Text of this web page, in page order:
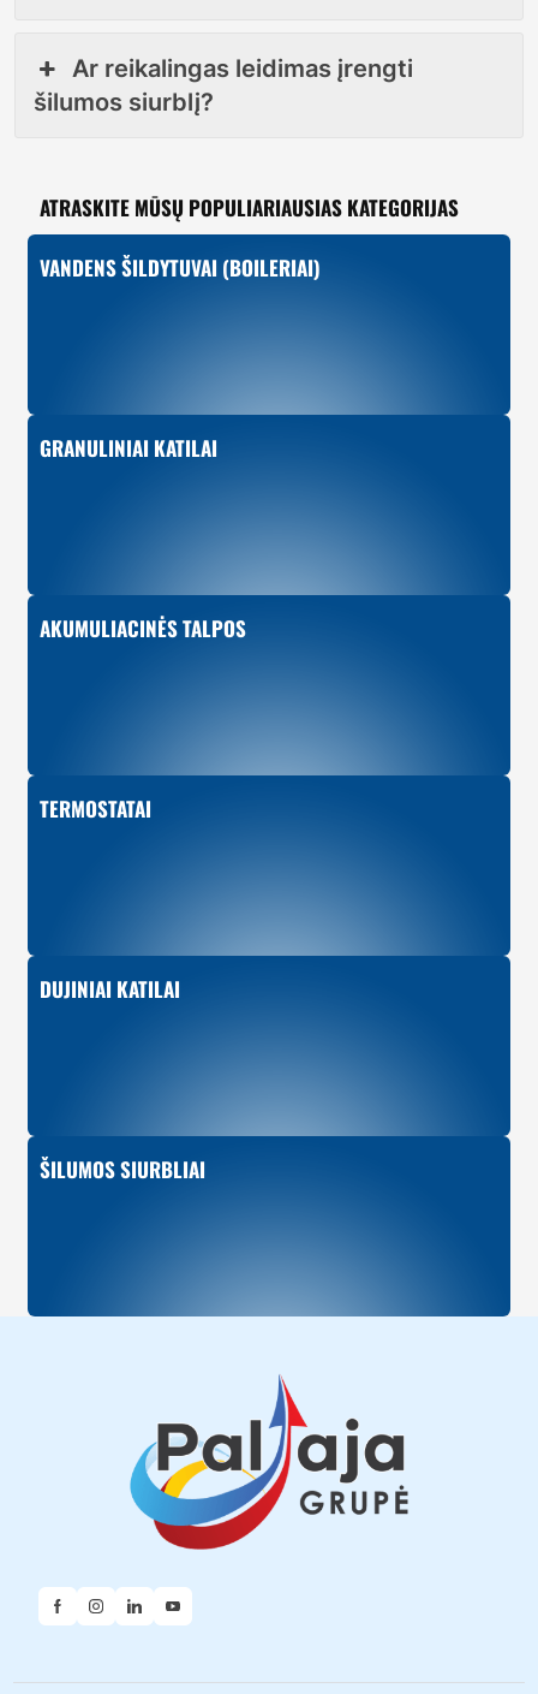
Ar reikalingas leidimas įrengti
šilumos siurblį?
ATRASKITE MŪSŲ POPULIARIAUSIAS KATEGORIJAS
VANDENS ŠILDYTUVAI (BOILERIAI)
GRANULINIAI KATILAI
AKUMULIACINĖS TALPOS
TERMOSTATAI
DUJINIAI KATILAI
ŠILUMOS SIURBLIAI